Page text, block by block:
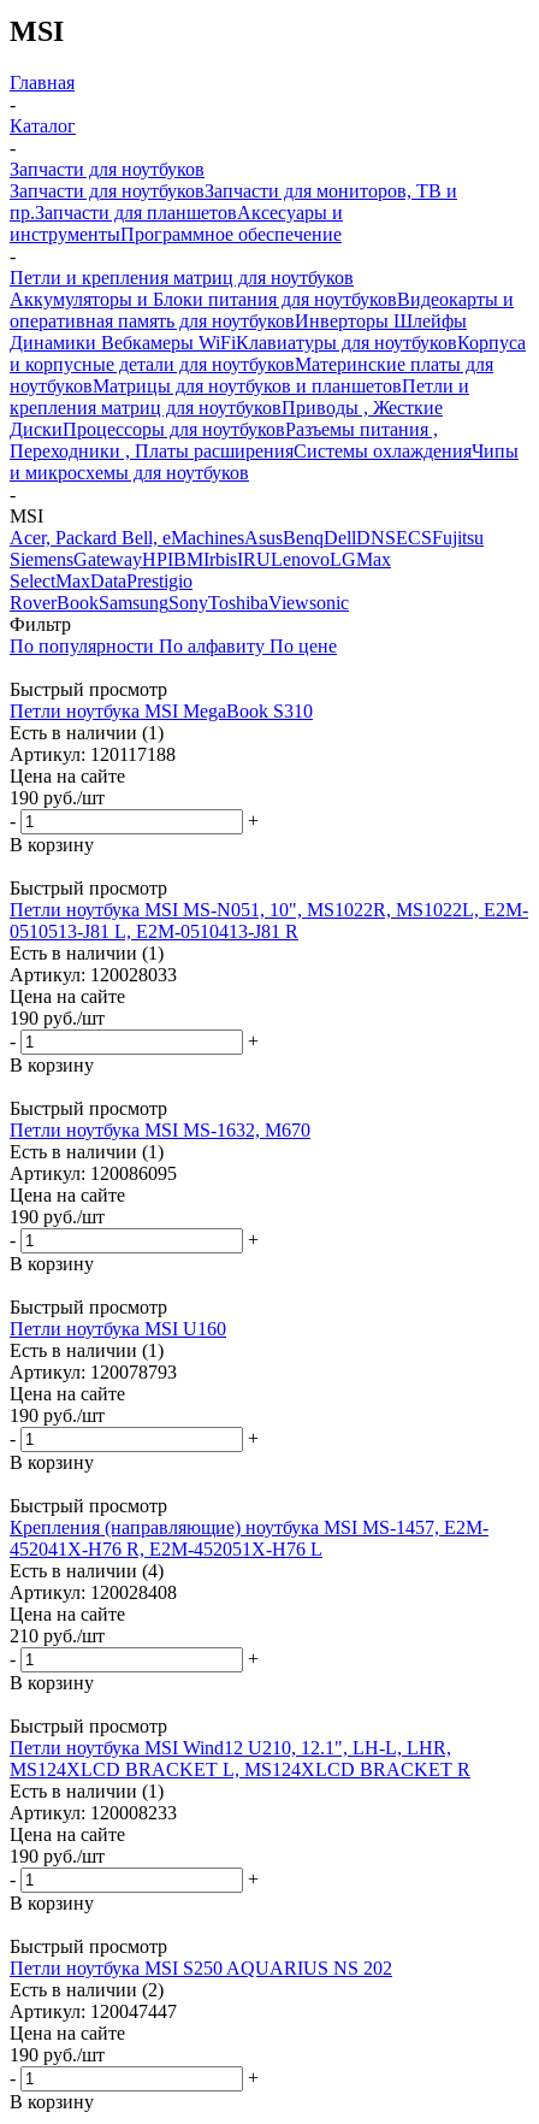
MSI
Главная
-
Каталог
-
Запчасти для ноутбуков
Запчасти для ноутбуковЗапчасти для мониторов, ТВ и
пр.Запчасти для планшетовАксесуары и
инструментыПрограммное обеспечение
-
Петли и крепления матриц для ноутбуков
Аккумуляторы и Блоки питания для ноутбуковВидеокарты и
оперативная память для ноутбуковИнверторы Шлейфы
Динамики Вебкамеры WiFiКлавиатуры для ноутбуковКорпуса
и корпусные детали для ноутбуковМатеринские платы для
ноутбуковМатрицы для ноутбуков и планшетовПетли и
крепления матриц для ноутбуковПриводы , Жесткие
ДискиПроцессоры для ноутбуковРазъемы питания ,
Переходники , Платы расширенияСистемы охлажденияЧипы
и микросхемы для ноутбуков
-
MSI
Acer, Packard Bell, eMachinesAsusBenqDellDNSECSFujitsu
SiemensGatewayHPIBMIrbisIRULenovoLGMax
SelectMaxDataPrestigio
RoverBookSamsungSonyToshibaViewsonic
Фильтр
По популярности По алфавиту По цене
Быстрый просмотр
Петли ноутбука MSI MegaBook S310
Есть в наличии (1)
Артикул: 120117188
Цена на сайте
190 руб./шт
-
+
В корзину
Быстрый просмотр
Петли ноутбука MSI MS-N051, 10", MS1022R, MS1022L, E2M-
0510513-J81 L, E2M-0510413-J81 R
Есть в наличии (1)
Артикул: 120028033
Цена на сайте
190 руб./шт
-
+
В корзину
Быстрый просмотр
Петли ноутбука MSI MS-1632, M670
Есть в наличии (1)
Артикул: 120086095
Цена на сайте
190 руб./шт
-
+
В корзину
Быстрый просмотр
Петли ноутбука MSI U160
Есть в наличии (1)
Артикул: 120078793
Цена на сайте
190 руб./шт
-
+
В корзину
Быстрый просмотр
Крепления (направляющие) ноутбука MSI MS-1457, E2M-
452041X-H76 R, E2M-452051X-H76 L
Есть в наличии (4)
Артикул: 120028408
Цена на сайте
210 руб./шт
-
+
В корзину
Быстрый просмотр
Петли ноутбука MSI Wind12 U210, 12.1", LH-L, LHR,
MS124XLCD BRACKET L, MS124XLCD BRACKET R
Есть в наличии (1)
Артикул: 120008233
Цена на сайте
190 руб./шт
-
+
В корзину
Быстрый просмотр
Петли ноутбука MSI S250 AQUARIUS NS 202
Есть в наличии (2)
Артикул: 120047447
Цена на сайте
190 руб./шт
-
+
В корзину